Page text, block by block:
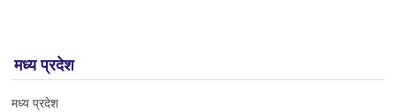
मध्य प्रदेश
मध्य प्रदेश